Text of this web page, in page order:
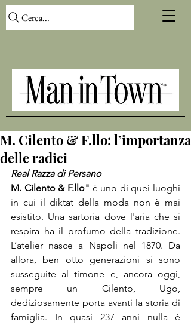
Cerca...
M. Cilento & F.llo: l’importanza
delle radici
Real Razza di Persano
M. Cilento & F.llo" è uno di quei luoghi
in cui il diktat della moda non è mai
esistito. Una sartoria dove l'aria che si
respira ha il profumo della tradizione.
L’atelier nasce a Napoli nel 1870. Da
allora, ben otto generazioni si sono
susseguite al timone e, ancora oggi,
sempre un Cilento, Ugo,
dediziosamente porta avanti la storia di
famiglia. In quasi 237 anni nulla è